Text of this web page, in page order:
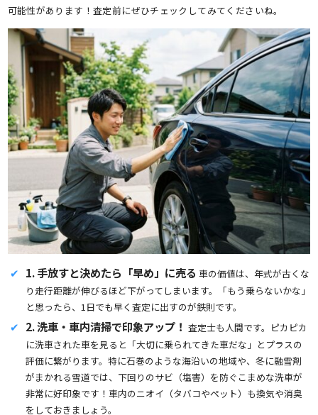
可能性があります！査定前にぜひチェックしてみてくださいね。
1. 手放すと決めたら「早め」に売る 車の価値は、年式が古くな
り走行距離が伸びるほど下がってしまいます。「もう乗らないかな」
と思ったら、1日でも早く査定に出すのが鉄則です。
2. 洗車・車内清掃で印象アップ！ 査定士も人間です。ピカピカ
に洗車された車を見ると「大切に乗られてきた車だな」とプラスの
評価に繋がります。特に石巻のような海沿いの地域や、冬に融雪剤
がまかれる雪道では、下回りのサビ（塩害）を防ぐこまめな洗車が
非常に好印象です！車内のニオイ（タバコやペット）も換気や消臭
をしておきましょう。